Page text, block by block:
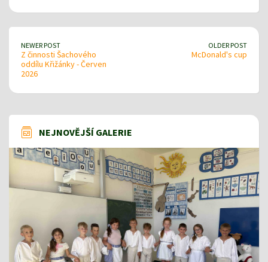
NEWER POST
Z činnosti Šachového
oddílu Křižánky - Červen
2026
OLDER POST
McDonald's cup
NEJNOVĚJŠÍ GALERIE